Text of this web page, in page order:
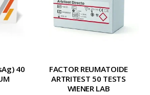
40
FACTOR REUMATOIDE
ARTRITEST 50 TESTS
WIENER LAB